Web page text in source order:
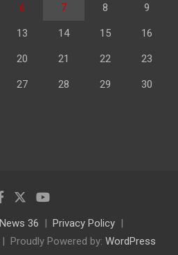
6 7 8 9
13 14 15 16
20 21 22 23
27 28 29 30
News 36
Privacy Policy
Proudly Powered by: WordPress